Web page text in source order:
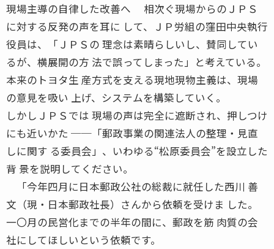
現場主導の自律した改善へ 相次ぐ現場からのＪＰＳ
に対する反発の声を耳に して、ＪＰ労組の窪田中央執行
役員は、「ＪＰＳの 理念は素晴らしいし、賛同してい
るが、横展開の方 法で誤ってしまった」と考えている。
本来のトヨタ生 産方式を支える現地現物主義は、現場
の意見を吸い 上げ、システムを構築していく。
しかしＪＰＳでは 現場の声は完全に遮断され、押しつけ
にも近いかた ──「郵政事業の関連法人の整理・見直
しに関す る委員会」、いわゆる“松原委員会”を設立した
背 景を説明してください。
「今年四月に日本郵政公社の総裁に就任した西川 善
文（現・日本郵政社長）さんから依頼を受けま した。
一〇月の民営化までの半年の間に、郵政を筋 肉質の会
社にしてほしいという依頼です。